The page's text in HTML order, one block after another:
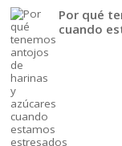
Por qué
cuando